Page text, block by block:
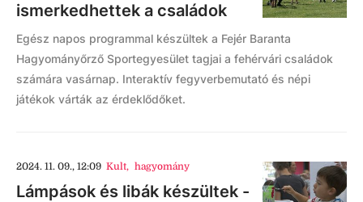
ismerkedhettek a családok
Egész napos programmal készültek a Fejér Baranta
Hagyományőrző Sportegyesület tagjai a fehérvári családok
számára vasárnap. Interaktív fegyverbemutató és népi
játékok várták az érdeklődőket.
2024. 11. 09., 12:09 Kult, hagyomány
Lámpások és libák készültek -